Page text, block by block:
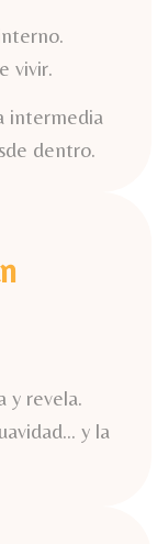
vivir.
intermedia
dentro.
y revela.
y la